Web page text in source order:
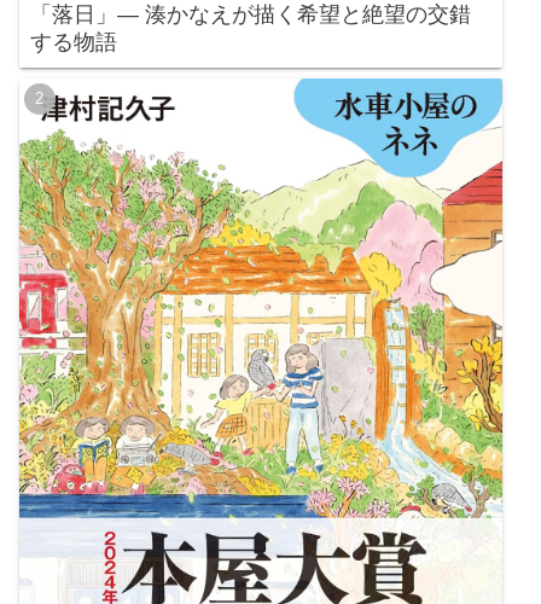
「落日」— 湊かなえが描く希望と絶望の交錯
する物語